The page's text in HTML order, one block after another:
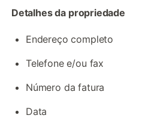
Detalhes da propriedade
Endereço completo
Telefone e/ou fax
Número da fatura
Data